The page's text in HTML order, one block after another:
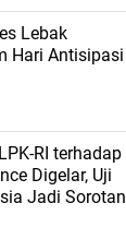
Lebak
Hari Antisipasi
RI terhadap
Digelar, Uji
Jadi Sorotan